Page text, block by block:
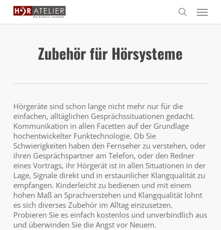
Skip
main
search
Menu
Zubehör für Hörsysteme
Hörgeräte sind schon lange nicht mehr nur für die
einfachen, alltäglichen Gesprächssituationen gedacht.
Kommunikation in allen Facetten auf der Grundlage
hochentwickelter Funktechnologie. Ob Sie
Schwierigkeiten haben den Fernseher zu verstehen, oder
ihren Gesprächspartner am Telefon, oder den Redner
eines Vortrags, ihr Hörgerät ist in allen Situationen in der
Lage, Signale direkt und in erstaunlicher Klangqualität zu
empfangen. Kinderleicht zu bedienen und mit einem
hohen Maß an Sprachverstehen und Klangqualität lohnt
es sich diverses Zubehör im Alltag einzusetzen.
Probieren Sie es einfach kostenlos und unverbindlich aus
und überwinden Sie die Angst vor Neuem.